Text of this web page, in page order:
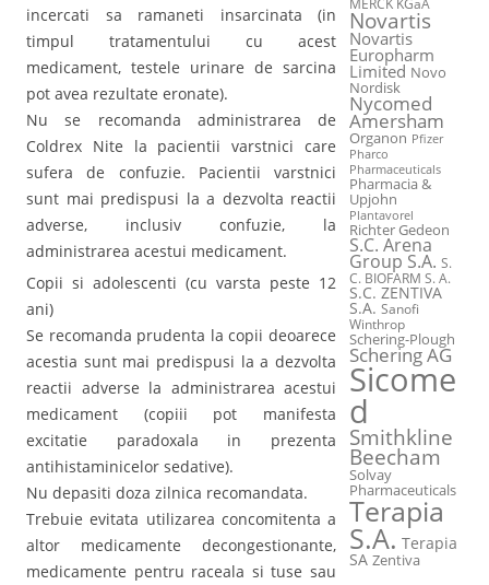
incercati sa ramaneti insarcinata (in
timpul tratamentului cu acest
medicament, testele urinare de sarcina
pot avea rezultate eronate).
Nu se recomanda administrarea de
Coldrex Nite la pacientii varstnici care
sufera de confuzie. Pacientii varstnici
sunt mai predispusi la a dezvolta reactii
adverse, inclusiv confuzie, la
administrarea acestui medicament.
Copii si adolescenti (cu varsta peste 12
ani)
Se recomanda prudenta la copii deoarece
acestia sunt mai predispusi la a dezvolta
reactii adverse la administrarea acestui
medicament (copiii pot manifesta
excitatie paradoxala in prezenta
antihistaminicelor sedative).
Nu depasiti doza zilnica recomandata.
Trebuie evitata utilizarea concomitenta a
altor medicamente decongestionante,
medicamente pentru raceala si tuse sau
MERCK KGaA
Novartis
Novartis
Europharm
Limited Novo
Nordisk
Nycomed
Amersham
Organon Pfizer
Pharco
Pharmaceuticals
Pharmacia &
Upjohn
Plantavorel
Richter Gedeon
S.C. Arena
Group S.A. S.
C. BIOFARM S. A.
S.C. ZENTIVA
S.A. Sanofi
Winthrop
Schering-Plough
Schering AG
Sicome
d
Smithkline
Beecham
Solvay
Pharmaceuticals
Terapia
S.A. Terapia
SA Zentiva